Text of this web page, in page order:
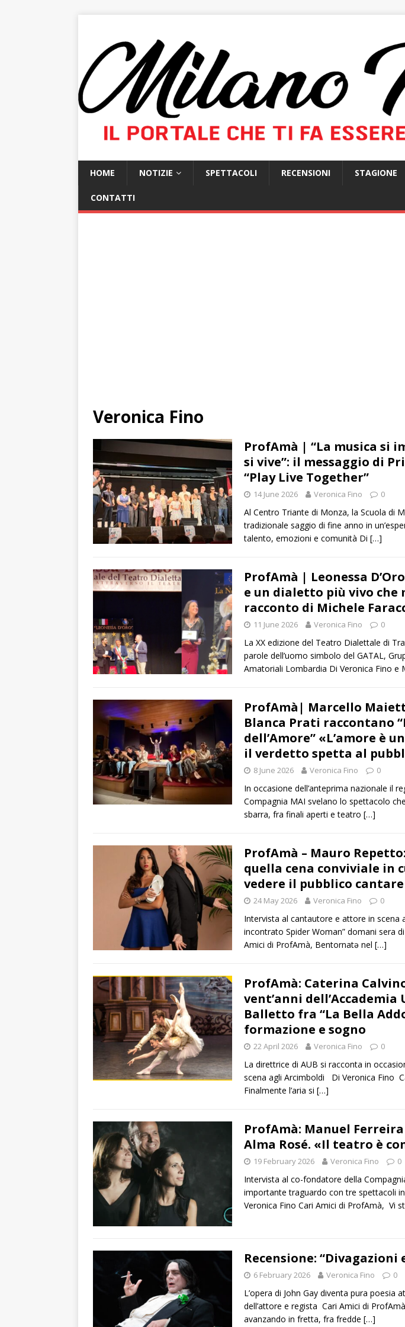
HOME NOTIZIE SPETTACOLI RECENSIONI STAGIONE
CONTATTI
Veronica Fino
ProfAmà | “La musica si
si vive”: il messaggio di
“Play Live Together”
14 June 2026 Veronica Fino 0
Al Centro Triante di Monza, la Scuola di
tradizionale saggio di fine anno in
talento, emozioni e comunità Di […]
ProfAmà | Leonessa
e un dialetto più vivo che
racconto di Michele
11 June 2026 Veronica Fino 0
La XX edizione del Teatro Dialettale di
parole dell’uomo simbolo del GATAL,
Amatoriali Lombardia Di Veronica Fino e
ProfAmà| Marcello
Blanca Prati raccontano
dell’Amore” «L’amore è
il verdetto spetta al
8 June 2026 Veronica Fino 0
In occasione dell’anteprima nazionale il
Compagnia MAI svelano lo spettacolo
sbarra, fra finali aperti e teatro […]
ProfAmà – Mauro
quella cena conviviale in
vedere il pubblico
24 May 2026 Veronica Fino 0
Intervista al cantautore e attore in scena
incontrato Spider Woman” domani sera
Amici di ProfAmà, Bentornatə nel […]
ProfAmà: Caterina
vent’anni dell’Accademia
Balletto fra “La Bella
formazione e sogno
22 April 2026 Veronica Fino 0
La direttrice di AUB si racconta in
scena agli Arcimboldi Di Veronica Fino
Finalmente l’aria si […]
ProfAmà: Manuel
Alma Rosé. «Il teatro è
19 February 2026 Veronica Fino 0
Intervista al co-fondatore della
importante traguardo con tre spettacoli in
Veronica Fino Cari Amici di ProfAmà, Vi
Recensione: “Divagazioni
6 February 2026 Veronica Fino 0
L’opera di John Gay diventa pura poesia
dell’attore e regista Cari Amici di
avanzando in fretta, fra fredde […]